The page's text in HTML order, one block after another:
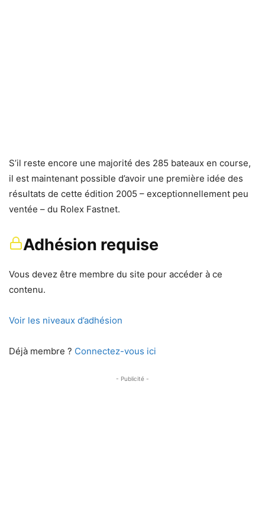
S’il reste encore une majorité des 285 bateaux en course,
il est maintenant possible d’avoir une première idée des
résultats de cette édition 2005 – exceptionnellement peu
ventée – du Rolex Fastnet.
Adhésion requise
Vous devez être membre du site pour accéder à ce
contenu.
Voir les niveaux d’adhésion
Déjà membre ? Connectez-vous ici
- Publicité -